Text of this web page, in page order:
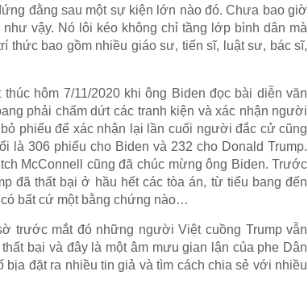
đằng sau một sự kiện lớn nào đó. Chưa bao giờ
vậy. Nó lôi kéo không chỉ tầng lớp bình dân mà
thức bao gồm nhiều giáo sư, tiến sĩ, luật sư, bác sĩ,
hôm 7/11/2020 khi ông Biden đọc bài diễn văn
phải chấm dứt các tranh kiện và xác nhận người
phiếu để xác nhận lại lần cuối người đắc cử cũng
là 306 phiếu cho Biden và 232 cho Donald Trump.
McConnell cũng đã chúc mừng ông Biden. Trước
đã thất bại ở hầu hết các tòa án, từ tiểu bang đến
bất cứ một bằng chứng nào…
trước mắt đó những người Việt cuồng Trump vẫn
bại và đây là một âm mưu gian lận của phe Dân
bịa đặt ra nhiều tin giả và tìm cách chia sẻ với nhiều